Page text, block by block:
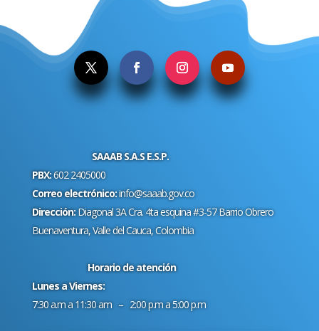
SAAAB S.A.S E.S.P.
PBX:602 2405000
Correo electrónico:info@saaab.gov.co
Dirección:Diagonal 3A Cra. 4ta esquina #3-57 Barrio Obrero
Buenaventura, Valle del Cauca, Colombia
Horario de atención
Lunes a Viernes:
7:30 a.m a 11:30 am – 2:00 p.m a 5:00 p.m